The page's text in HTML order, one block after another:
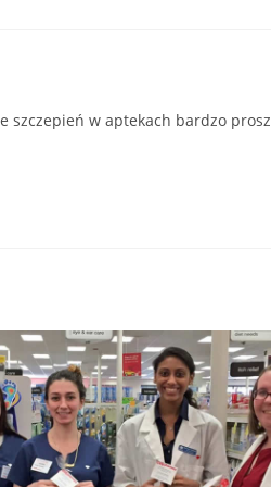
w aptekach bardzo